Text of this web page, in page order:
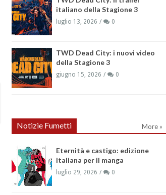
italiano della Stagione 3
luglio 13, 2026 0
TWD Dead City: i nuovi video
della Stagione 3
giugno 15, 2026 0
Notizie Fumetti More »
Eternità e castigo: edizione
italiana per il manga
luglio 29, 2026 0